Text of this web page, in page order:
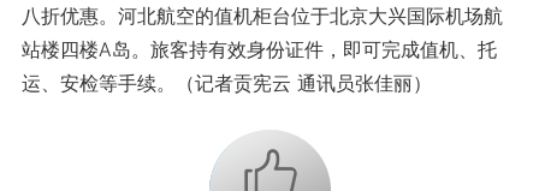
八折优惠。河北航空的值机柜台位于北京大兴国际机场航
站楼四楼A岛。旅客持有效身份证件，即可完成值机、托
运、安检等手续。（记者贡宪云 通讯员张佳丽）
+1